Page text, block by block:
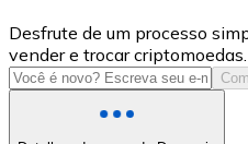
USDC
Desfrute de um processo
vender e trocar criptomoedas.